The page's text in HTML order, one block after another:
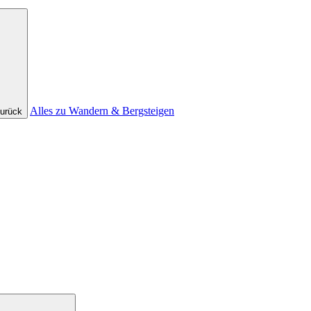
Alles zu Wandern & Bergsteigen